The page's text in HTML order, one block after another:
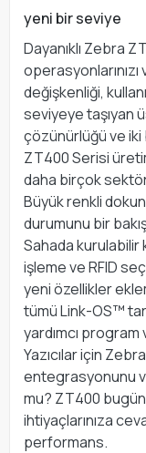
yeni bir seviye
Dayanıklı Zebra
değişkenliği,
seviyeye taşıyan
çözünürlüğü ve iki
ZT400 Serisi
daha birçok
Büyük renkli
durumunu bir
Sahada kurulabilir
işleme ve RFID
yeni özellikler
tümü Link-OS™
yardımcı
Yazıcılar için
entegrasyonunu
mu? ZT400
ihtiyaçlarınıza
performans.